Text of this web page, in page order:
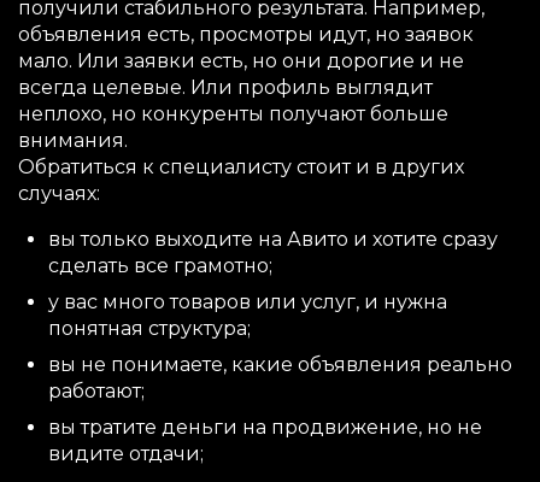
получили стабильного результата. Например,
объявления есть, просмотры идут, но заявок
мало. Или заявки есть, но они дорогие и не
всегда целевые. Или профиль выглядит
неплохо, но конкуренты получают больше
внимания.
Обратиться к специалисту стоит и в других
случаях:
вы только выходите на Авито и хотите сразу
сделать все грамотно;
у вас много товаров или услуг, и нужна
понятная структура;
вы не понимаете, какие объявления реально
работают;
вы тратите деньги на продвижение, но не
видите отдачи;